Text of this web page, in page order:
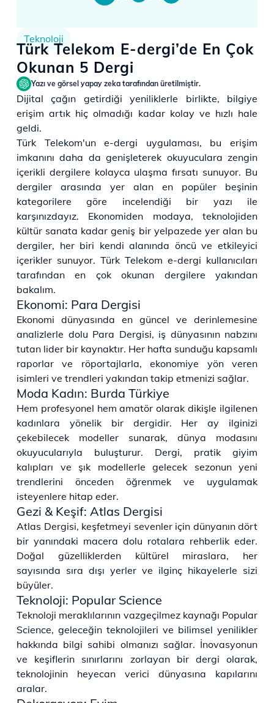
Teknoloji
Türk Telekom E-dergi’de En Çok
Okunan 5 Dergi
Yazı ve görsel yapay zeka tarafından üretilmiştir.
Dijital çağın getirdiği yeniliklerle birlikte, bilgiye
erişim artık hiç olmadığı kadar kolay ve hızlı hale
geldi.
Türk Telekom'un e-dergi uygulaması, bu erişim
imkanını daha da genişleterek okuyuculara zengin
içerikli dergilere kolayca ulaşma fırsatı sunuyor. Bu
dergiler arasında yer alan en popüler beşinin
kategorilere göre incelendiği bir yazı ile
karşınızdayız. Ekonomiden modaya, teknolojiden
kültür sanata kadar geniş bir yelpazede yer alan bu
dergiler, her biri kendi alanında öncü ve etkileyici
içerikler sunuyor. Türk Telekom e-dergi kullanıcıları
tarafından en çok okunan dergilere yakından
bakalım.
Ekonomi: Para Dergisi
Ekonomi dünyasında en güncel ve derinlemesine
analizlerle dolu Para Dergisi, iş dünyasının nabzını
tutan lider bir kaynaktır. Her hafta sunduğu kapsamlı
raporlar ve röportajlarla, ekonomiye yön veren
isimleri ve trendleri yakından takip etmenizi sağlar.
Moda Kadın: Burda Türkiye
Hem profesyonel hem amatör olarak dikişle ilgilenen
kadınlara yönelik bir dergidir. Her ay ilginizi
çekebilecek modeller sunarak, dünya modasını
okuyucularıyla buluşturur. Dergi, pratik giyim
kalıpları ve şık modellerle gelecek sezonun yeni
trendlerini önceden öğrenmek ve uygulamak
isteyenlere hitap eder.
Gezi & Keşif: Atlas Dergisi
Atlas Dergisi, keşfetmeyi sevenler için dünyanın dört
bir yanındaki macera dolu rotalara rehberlik eder.
Doğal güzelliklerden kültürel miraslara, her
sayısında sıra dışı yerler ve ilginç hikayelerle sizi
büyüler.
Teknoloji: Popular Science
Teknoloji meraklılarının vazgeçilmez kaynağı Popular
Science, geleceğin teknolojileri ve bilimsel yenilikler
hakkında bilgi sahibi olmanızı sağlar. İnovasyonun
ve keşiflerin sınırlarını zorlayan bir dergi olarak,
teknolojinin heyecan verici dünyasına kapılarını
aralar.